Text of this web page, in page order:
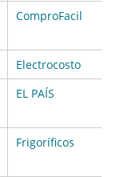
ComproFacil
Electrocosto
EL PAÍS
Frigoríficos